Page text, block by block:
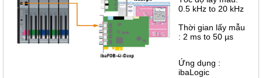
0.5 kHz to 20 kHz
Thời gian lấy mẫu
: 2 ms to 50 µs
Ứng dụng :
ibaLogic